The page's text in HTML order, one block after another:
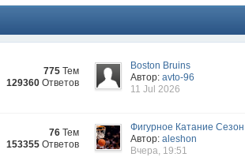
775 Тем
129360 Ответов
Boston Bruins
Автор:avto-96
11 Jul 2026
76 Тем
153355 Ответов
Фигурное Катание
Автор:aleshon
Вчера, 19:51